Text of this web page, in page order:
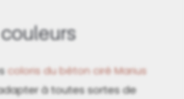
coloris du béton ciré Marius
à toutes sortes de